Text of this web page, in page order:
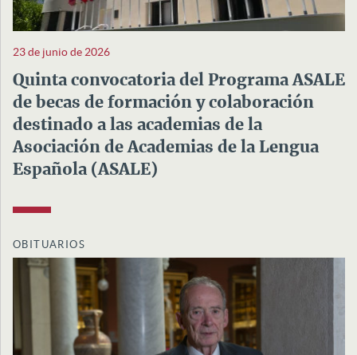
23 de junio de 2026
Quinta convocatoria del Programa ASALE
de becas de formación y colaboración
destinado a las academias de la
Asociación de Academias de la Lengua
Española (ASALE)
OBITUARIOS